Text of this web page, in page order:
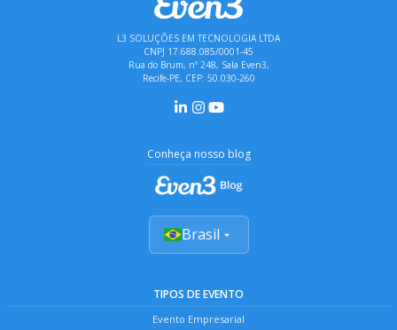
L3 SOLUÇÕES EM TECNOLOGIA LTDA
CNPJ 17.688.085/0001-45
Rua do Brum, nº 248, Sala Even3,
Recife-PE, CEP: 50.030-260
Conheça nosso blog
Brasil
TIPOS DE EVENTO
Evento Empresarial